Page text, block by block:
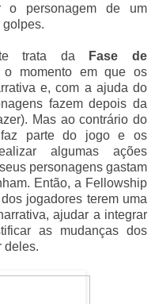
o personagem de um
golpes.
trata da
Fase de
o momento em que os
e, com a ajuda do
fazem depois da
Mas ao contrário do
parte do jogo e os
algumas ações
personagens gastam
Então, a Fellowship
jogadores terem uma
ajudar a integrar
as mudanças dos
deles.